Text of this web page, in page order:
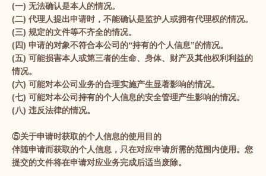
(一) 无法确认是本人的情况。
(二) 代理人提出申请时，不能确认是监护人或拥有代理权的情况。
(三) 规定的文件等不齐全的情况。
(四) 申请的对象不符合本公司的“持有的个人信息”的情况。
(五) 可能损害本人或第三者的生命、身体、财产及其他权利利益的
情况。
(六) 可能对本公司业务的合理实施产生显著影响的情况。
(七) 可能对本公司持有的个人信息的安全管理产生影响的情况。
(八) 违反法律的情况。
⑤关于申请时获取的个人信息的使用目的
伴随申请而获取的个人信息，只在对应申请所需的范围内使用。您
提交的文件将在申请对应业务完成后适当废除。